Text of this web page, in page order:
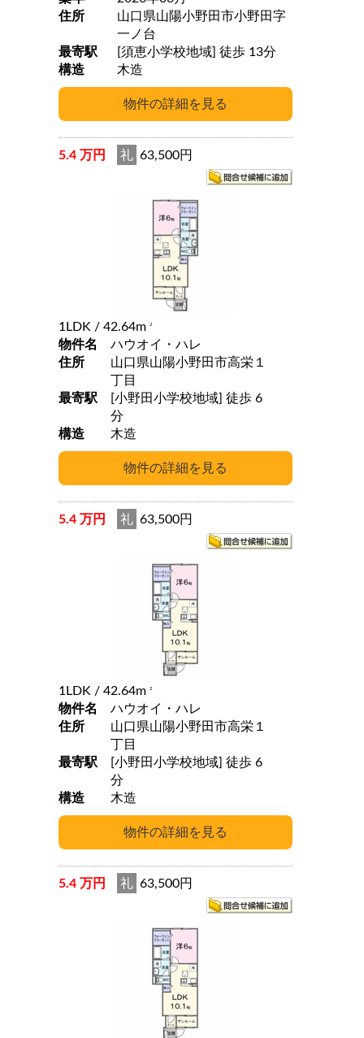
住所
山口県山陽小野田市小野田字
一ノ台
最寄駅
[須恵小学校地域] 徒歩 13分
構造
木造
5.4 万円 礼 63,500円
1LDK / 42.64m 2
物件名
ハウオイ・ハレ
住所
山口県山陽小野田市高栄１
丁目
最寄駅
[小野田小学校地域] 徒歩 6
分
構造
木造
5.4 万円 礼 63,500円
1LDK / 42.64m 2
物件名
ハウオイ・ハレ
住所
山口県山陽小野田市高栄１
丁目
最寄駅
[小野田小学校地域] 徒歩 6
分
構造
木造
5.4 万円 礼 63,500円